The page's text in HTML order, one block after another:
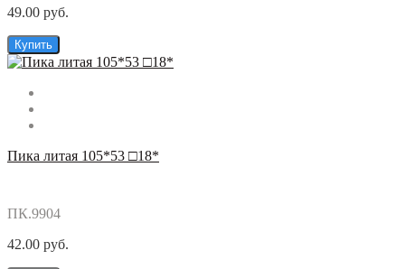
49.00 руб.
Купить
Пика литая 105*53 □18*
ПК.9904
42.00 руб.